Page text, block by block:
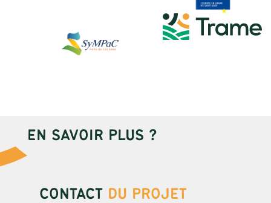
EN SAVOIR PLUS ?
CONTACT DU PROJET